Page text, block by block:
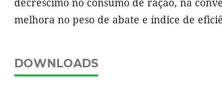
melhora no peso de abate e índice de
DOWNLOADS